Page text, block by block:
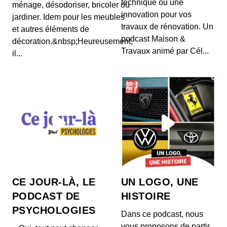
Outreau, un nom qui, à tout jamais, résonne
comme celui d’un procès retentissant, lame de
fond qu...
Steve Hackett, la genèse de Genesis
de voûte du prog-rock et, plus largement, de...
Kevin De Porre, la crème Catalane
00:19:42 - IL Y A 3 ANS
C'est à l’école hôtelière Ferrandi que Kevin De
Porre et Erwan Ledru se lient d’amitié,
frappez, Guy Georges ?! »
00:23:00 - IL Y A 3 ANS
duré sept ans, confondu par son ADN, Guy
ménage, désodoriser, bricoler ou
jardiner. Idem pour les meubles
et autres éléments de
décoration.&nbsp;Heureusement,
il...
technique ou une
innovation pour vos
travaux de rénovation. Un
podcast Maison &
Travaux animé par Cél...
CE JOUR-LÀ, LE
PODCAST DE
PSYCHOLOGIES
UN LOGO, UNE
HISTOIRE
Dans ce podcast, nous